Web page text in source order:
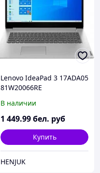
Lenovo IdeaPad 3 17ADA05
81W20066RE
В наличии
1 449.99бел. руб
Купить
HENJUK